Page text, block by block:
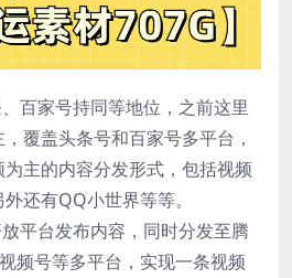
百家号持同等地位，之前这里
覆盖头条号和百家号多平台，
主的内容分发形式，包括视频
还有QQ小世界等等。
平台发布内容，同时分发至腾
频号等多平台，实现一条视频